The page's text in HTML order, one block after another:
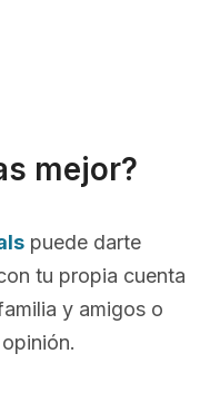
mejor?
puede darte
tu propia cuenta
y amigos o